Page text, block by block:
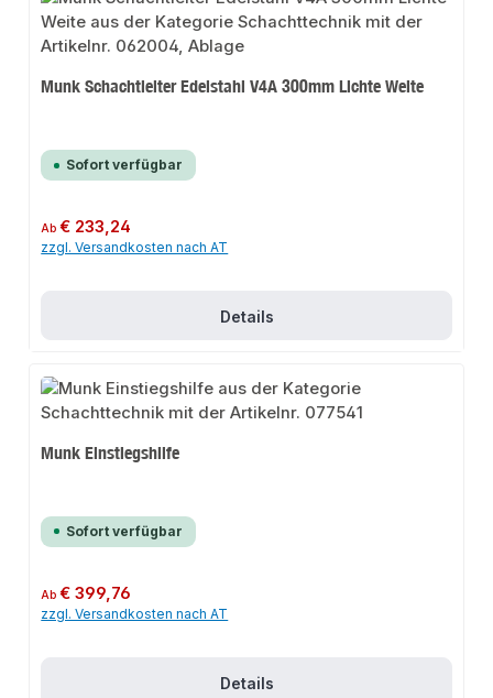
Munk Schachtleiter Edelstahl V4A 300mm Lichte Weite
Sofort verfügbar
Regulärer Preis:
Ab€ 233,24
zzgl. Versandkosten nach AT
Details
Munk Einstiegshilfe
Sofort verfügbar
Regulärer Preis:
Ab€ 399,76
zzgl. Versandkosten nach AT
Details